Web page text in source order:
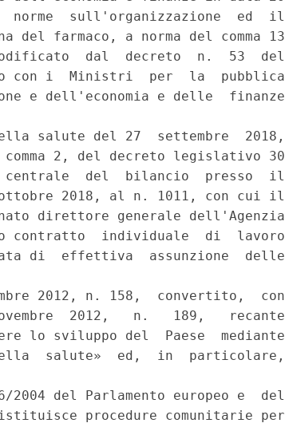
norme  sull'organizzazione  ed  il
farmaco, a norma del comma 13
dal  decreto  n.  53  del
con i  Ministri  per  la  pubblica
e dell'economia e delle  finanze
salute del 27  settembre  2018,
2, del decreto legislativo 30
centrale  del  bilancio  presso  il
2018, al n. 1011, con cui il
direttore generale dell'Agenzia
contratto  individuale  di  lavoro
di  effettiva  assunzione  delle
2012, n. 158,  convertito,  con
2012,   n.   189,   recante
lo sviluppo del  Paese  mediante
salute»  ed,  in  particolare,
2004 del Parlamento europeo e  del
procedure comunitarie per